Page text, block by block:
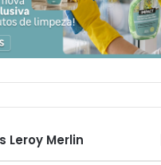
Leroy Merlin